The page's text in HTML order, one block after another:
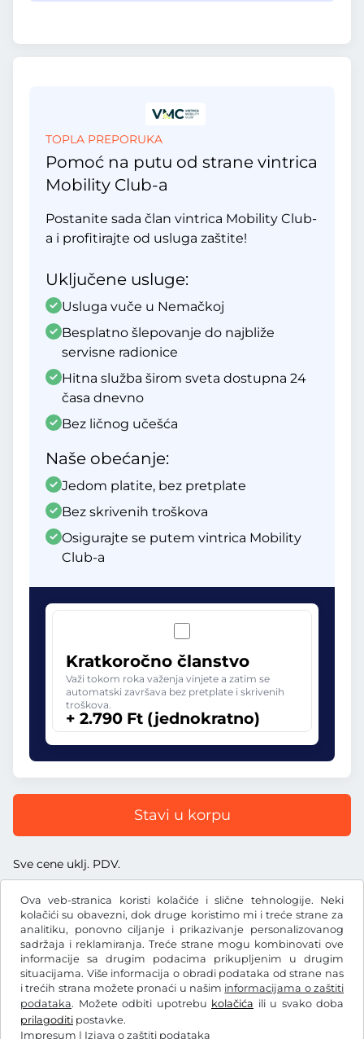
Ova veb-stranica koristi kolačiće i slične tehnologije. Neki
kolačići su obavezni, dok druge koristimo mi i treće strane za
analitiku, ponovno ciljanje i prikazivanje personalizovanog
sadržaja i reklamiranja. Treće strane mogu kombinovati ove
informacije sa drugim podacima prikupljenim u drugim
situacijama. Više informacija o obradi podataka od strane nas
i trećih strana možete pronaći u našim informacijama o zaštiti
podataka. Možete odbiti upotrebu kolačića ili u svako doba
prilagoditi postavke.
Impresum | Izjava o zaštiti podataka
TOPLA PREPORUKA
Pomoć na putu od strane vintrica
Mobility Club-a
Postanite sada član vintrica Mobility Club-
a i profitirajte od usluga zaštite!
Uključene usluge:
Usluga vuče u Nemačkoj
Besplatno šlepovanje do najbliže
servisne radionice
Hitna služba širom sveta dostupna 24
časa dnevno
Bez ličnog učešća
Naše obećanje:
Jedom platite, bez pretplate
Bez skrivenih troškova
Osigurajte se putem vintrica Mobility
Club-a
Kratkoročno članstvo
Važi tokom roka važenja vinjete a zatim se
automatski završava bez pretplate i skrivenih
troškova.
+ 2.790 Ft (jednokratno)
Stavi u korpu
Sve cene uklj. PDV.
FtHUF
Facebook Instagram
Opšti uslovi poslovanja / pravo na opoziv